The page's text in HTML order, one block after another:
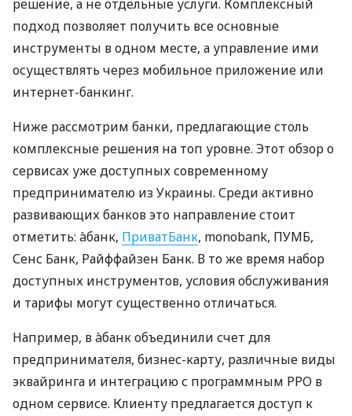
решение, а не отдельные услуги. Комплексный
подход позволяет получить все основные
инструменты в одном месте, а управление ими
осуществлять через мобильное приложение или
интернет-банкинг.
Ниже рассмотрим банки, предлагающие столь
комплексные решения на топ уровне. Этот обзор о
сервисах уже доступных современному
предпринимателю из Украины. Среди активно
развивающих банков это направление стоит
отметить: àбанк, ПриватБанк, monobank, ПУМБ,
Сенс Банк, Райффайзен Банк. В то же время набор
доступных инструментов, условия обслуживания
и тарифы могут существенно отличаться.
Например, в àбанк объединили счет для
предпринимателя, бизнес-карту, различные виды
эквайринга и интеграцию с программным РРО в
одном сервисе. Клиенту предлагается доступ к